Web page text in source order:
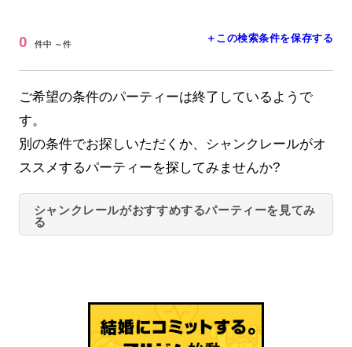
0 件中 ～件 ＋この検索条件を保存する
ご希望の条件のパーティーは終了しているようで
す。
別の条件でお探しいただくか、シャンクレールがオ
ススメするパーティーを探してみませんか?
シャンクレールがおすすめするパーティーを見てみ
る